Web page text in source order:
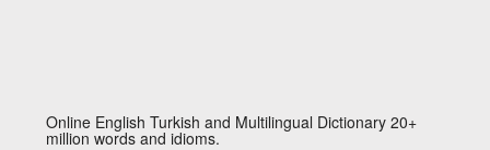
Online English Turkish and Multilingual Dictionary 20+
million words and idioms.